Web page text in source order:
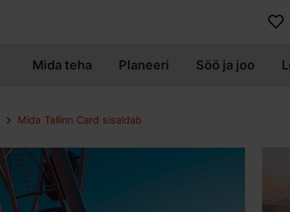
Mida teha Planeeri Söö ja joo
Mida Tallinn Card sisaldab